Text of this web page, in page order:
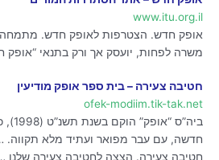
www.itu.org.il
אופק חדש. הצטרפות לאופק חדש. מתמחה
משרה לפחות, יועסק אך ורק בתנאי
חטיבה צעירה – בית ספר אופק מודיעין
ofek-modiim.tik-tak.net
חדשה, עם עבר מפואר ועתיד מלא תקווה.
חטיבה צעירה. הצצה לחטיבה צעירה שלנו